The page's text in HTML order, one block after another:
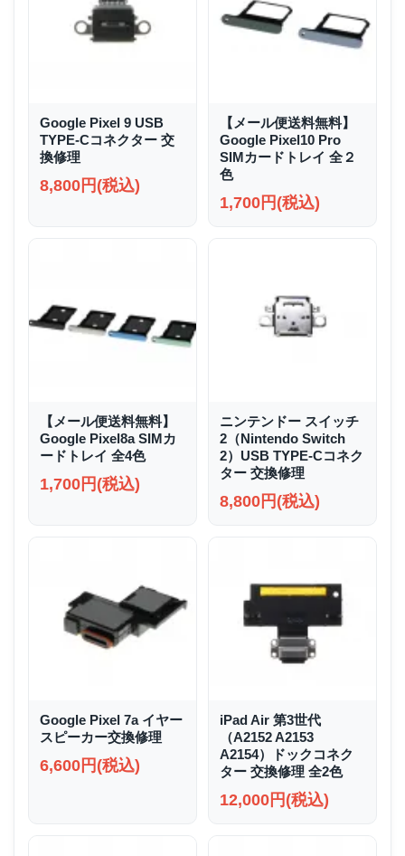
Google Pixel 9 USB
TYPE-Cコネクター 交
換修理
8,800円(税込)
【メール便送料無料】
Google Pixel10 Pro
SIMカードトレイ 全２
色
1,700円(税込)
【メール便送料無料】
Google Pixel8a SIMカ
ードトレイ 全4色
1,700円(税込)
ニンテンドー スイッチ
2（Nintendo Switch
2）USB TYPE-Cコネク
ター 交換修理
8,800円(税込)
Google Pixel 7a イヤー
スピーカー交換修理
6,600円(税込)
iPad Air 第3世代
（A2152 A2153
A2154）ドックコネク
ター 交換修理 全2色
12,000円(税込)